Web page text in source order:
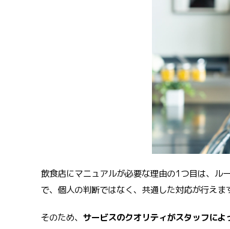
飲食店にマニュアルが必要な理由の1つ目は、ル
で、個人の判断ではなく、共通した対応が行えま
そのため、 サービスのクオリティがスタッフに